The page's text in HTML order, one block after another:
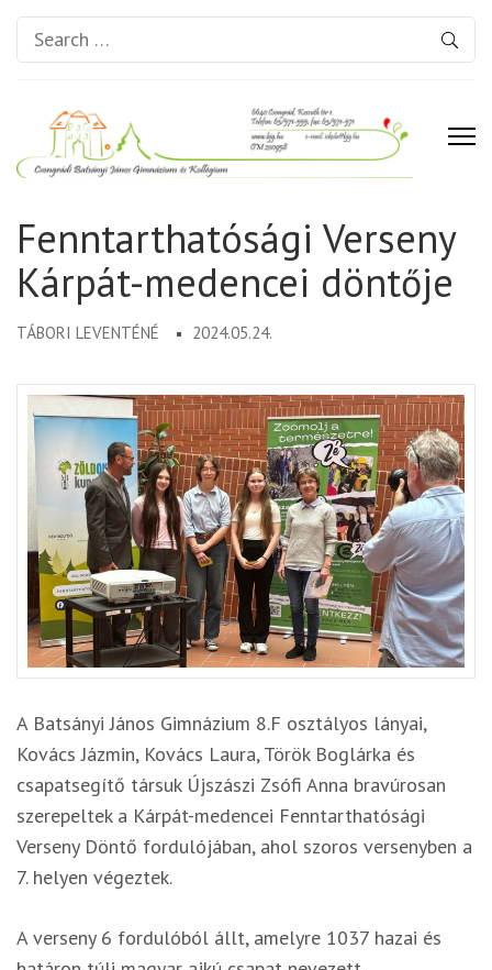
Search
for:
Gimnázium és Kollégium
Fenntarthatósági Verseny
Kárpát-medencei döntője
TÁBORI LEVENTÉNÉ 2024.05.24.
A Batsányi János Gimnázium 8.F osztályos lányai,
Kovács Jázmin, Kovács Laura, Török Boglárka és
csapatsegítő társuk Újszászi Zsófi Anna bravúrosan
szerepeltek a Kárpát-medencei Fenntarthatósági
Verseny Döntő fordulójában, ahol szoros versenyben a
7. helyen végeztek.
A verseny 6 fordulóból állt, amelyre 1037 hazai és